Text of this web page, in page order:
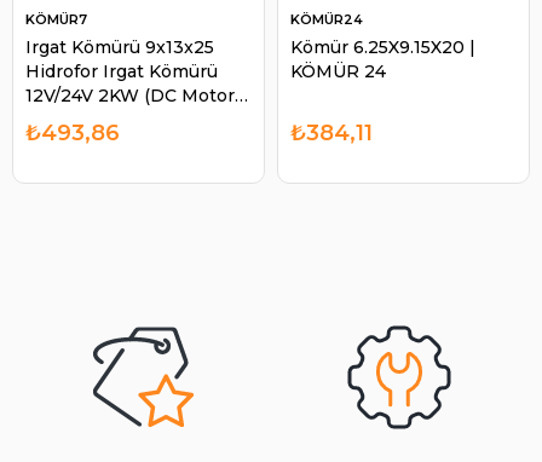
Irgat Kömürü 9x13x25
Hidrofor Irgat Kömürü
12V/24V 2KW (DC Motor) |
KÖMÜR 7
KÖMÜR7
₺493,86
Kömür 6.25X9.15X20 |
KÖMÜR 24
KÖMÜR24
₺384,11